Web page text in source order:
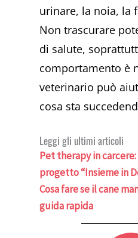
urinare, la noia, la
Non trascurare
di salute,
comportamento è
veterinario può
cosa sta
Leggi gli ultimi articoli
Pet therapy in
progetto “Insieme in
Cosa fare se il cane
guida rapida